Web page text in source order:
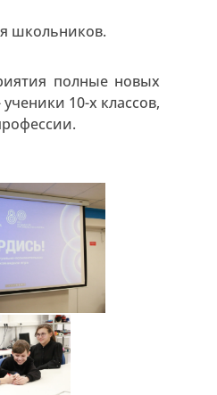
школьников.
полные новых
10-х классов,